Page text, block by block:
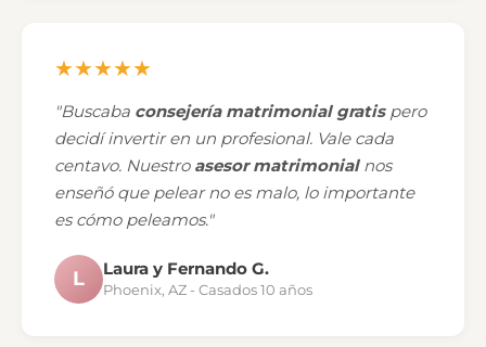
★★★★★
"Buscaba consejería matrimonial gratispero
decidí invertir en un profesional. Vale cada
centavo. Nuestro asesor matrimonialnos
enseñó que pelear no es malo, lo importante
es cómo peleamos."
L Laura y Fernando G.
Phoenix, AZ - Casados 10 años